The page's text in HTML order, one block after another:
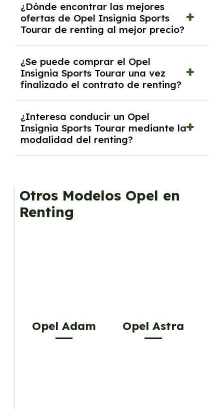
autónomos, justificante de ingresos y, en
algunos casos, un informe fiscal y un pago
inicial.
¿Dónde encontrar las mejores
ofertas de Opel Insignia Sports
Tourar de renting al mejor precio?
mejores ofertas de vehículos de renting con
todos los gastos incluidos y sin pagar
entradas.
¿Se puede comprar el Opel
Insignia Sports Tourar una vez
finalizado el contrato de renting?
renting se puede adquirir el coche. En este
caso tendrán que analizar los años, la
cantidad de kilómetros recorridos y el coste
del mercado actual.
¿Interesa conducir un Opel
Insignia Sports Tourar mediante la
modalidad del renting?
gusta cambiar de coche cada pocos años.
Otros Modelos Opel en
Renting
Opel Adam Opel Astra